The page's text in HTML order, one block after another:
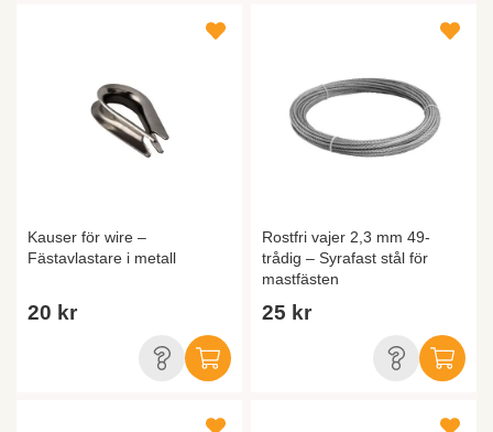
Kauser för wire –
Fästavlastare i metall
20 kr
Rostfri vajer 2,3 mm 49-
trådig – Syrafast stål för
mastfästen
25 kr